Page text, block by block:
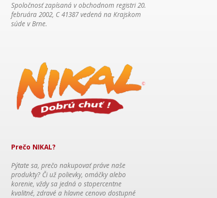
Spoločnosť zapísaná v obchodnom registri 20.
februára 2002, C 41387 vedená na Krajskom
súde v Brne.
Prečo NIKAL?
Pýtate sa, prečo nakupovať práve naše
produkty? Či už polievky, omáčky alebo
korenie, vždy sa jedná o stopercentne
kvalitné, zdravé a hlavne cenovo dostupné